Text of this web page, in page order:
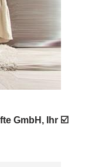
GmbH, Ihr ☑️